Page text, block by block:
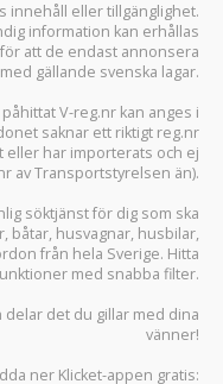
innehåll eller tillgänglighet.
information kan erhållas
att de endast annonsera
gällande svenska lagar.
V-reg.nr kan anges i
saknar ett riktigt reg.nr
eller har importerats och ej
av Transportstyrelsen än).
söktjänst för dig som ska
, båtar, husvagnar, husbilar,
från hela Sverige. Hitta
med snabba filter.
delar det du gillar med dina
vänner!
ner Klicket-appen gratis: